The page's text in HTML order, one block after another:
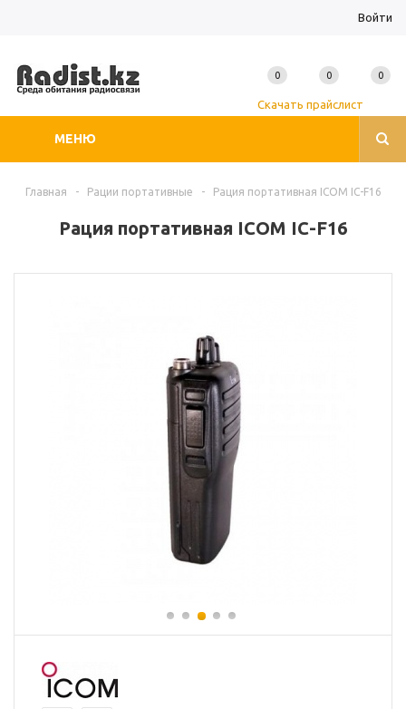
Войти
МЕНЮ
Скачать прайслист
0 0 0
Главная - Рации портативные - Рация портативная ICOM IC-F16
Рация портативная ICOM IC-F16